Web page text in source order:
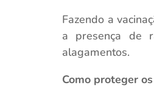
Fazendo a
a presença de
alagamentos.
Como proteger